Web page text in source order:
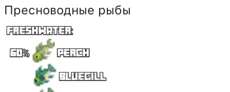
Пресноводные рыбы